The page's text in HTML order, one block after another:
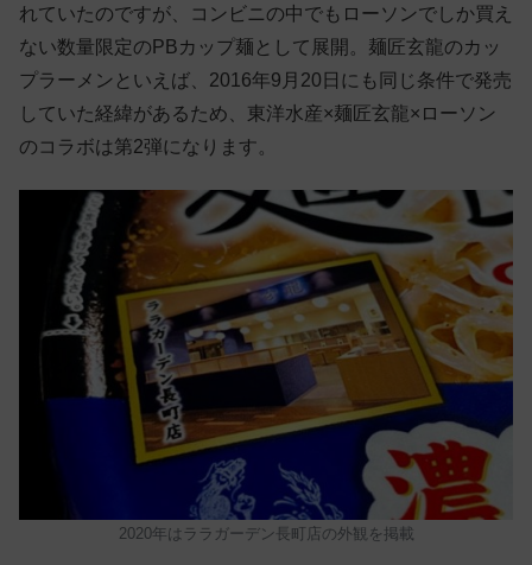
れていたのですが、コンビニの中でもローソンでしか買え
ない数量限定のPBカップ麺として展開。麺匠玄龍のカッ
プラーメンといえば、2016年9月20日にも同じ条件で発売
していた経緯があるため、東洋水産×麺匠玄龍×ローソン
のコラボは第2弾になります。
2020年はララガーデン長町店の外観を掲載